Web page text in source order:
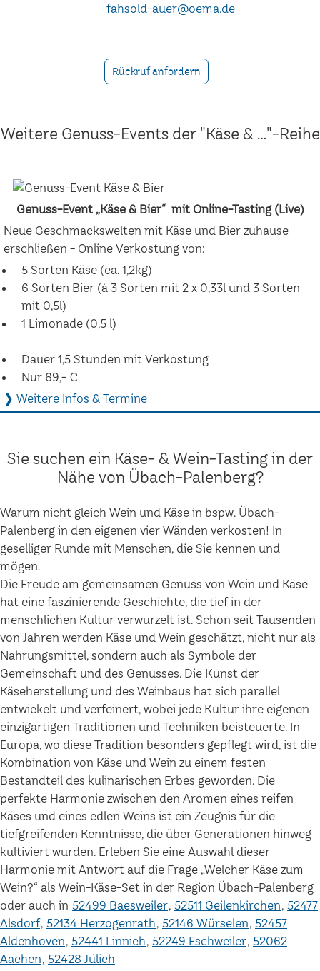
fahsold-auer@oema.de
Rückruf anfordern
Weitere Genuss-Events der "Käse & ..."-Reihe
Genuss-Event „Käse & Bier“ mit Online-Tasting (Live)
Neue Geschmackswelten mit Käse und Bier zuhause
erschließen - Online Verkostung von:
5 Sorten Käse (ca. 1,2kg)
6 Sorten Bier (à 3 Sorten mit 2 x 0,33l und 3 Sorten
mit 0,5l)
1 Limonade (0,5 l)
Dauer 1,5 Stunden mit Verkostung
Nur 69,- €
❱ Weitere Infos & Termine
Sie suchen ein Käse- & Wein-Tasting in der
Nähe von Übach-Palenberg?
Warum nicht gleich Wein und Käse in bspw. Übach-
Palenberg in den eigenen vier Wänden verkosten! In
geselliger Runde mit Menschen, die Sie kennen und
mögen.
Die Freude am gemeinsamen Genuss von Wein und Käse
hat eine faszinierende Geschichte, die tief in der
menschlichen Kultur verwurzelt ist. Schon seit Tausenden
von Jahren werden Käse und Wein geschätzt, nicht nur als
Nahrungsmittel, sondern auch als Symbole der
Gemeinschaft und des Genusses. Die Kunst der
Käseherstellung und des Weinbaus hat sich parallel
entwickelt und verfeinert, wobei jede Kultur ihre eigenen
einzigartigen Traditionen und Techniken beisteuerte. In
Europa, wo diese Tradition besonders gepflegt wird, ist die
Kombination von Käse und Wein zu einem festen
Bestandteil des kulinarischen Erbes geworden. Die
perfekte Harmonie zwischen den Aromen eines reifen
Käses und eines edlen Weins ist ein Zeugnis für die
tiefgreifenden Kenntnisse, die über Generationen hinweg
kultiviert wurden. Erleben Sie eine Auswahl dieser
Harmonie mit Antwort auf die Frage „Welcher Käse zum
Wein?“ als Wein-Käse-Set in der Region Übach-Palenberg
oder auch in 52499 Baesweiler 52511 Geilenkirchen 52477
Alsdorf 52134 Herzogenrath 52146 Würselen 52457
Aldenhoven 52441 Linnich 52249 Eschweiler 52062
Aachen 52428 Jülich